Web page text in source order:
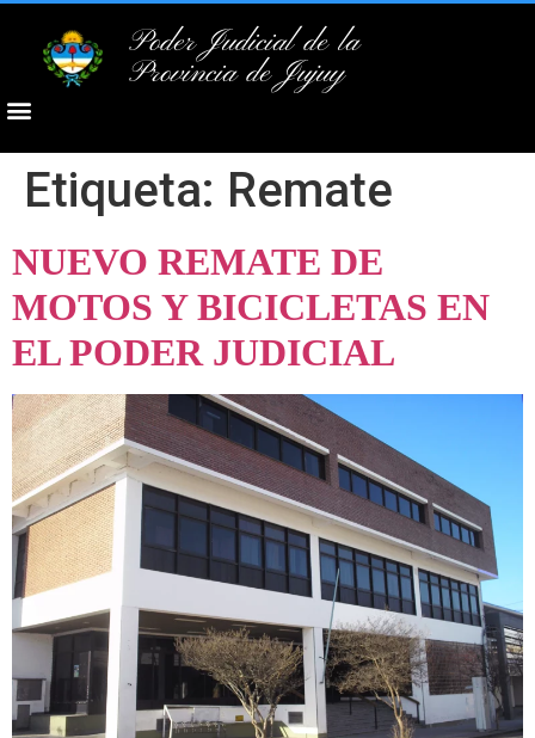
Poder Judicial de la
Provincia de Jujuy
Etiqueta: Remate
NUEVO REMATE DE
MOTOS Y BICICLETAS EN
EL PODER JUDICIAL